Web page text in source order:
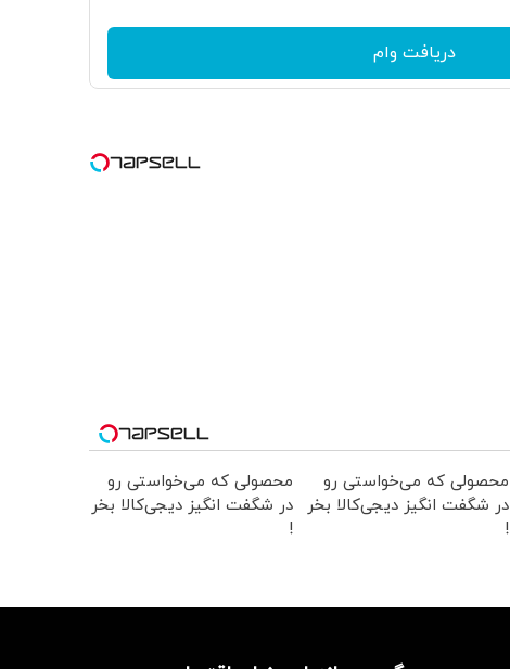
دریافت وام
محصولی که می‌خواستی رو
در شگفت انگیز دیجی‌کالا بخر
!
محصولی که می‌خواستی رو
در شگفت انگیز دیجی‌کالا بخر
!